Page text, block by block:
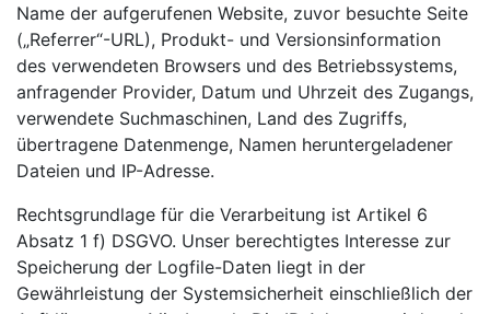
Name der aufgerufenen Website, zuvor besuchte Seite
(„Referrer“-URL), Produkt- und Versionsinformation
des verwendeten Browsers und des Betriebssystems,
anfragender Provider, Datum und Uhrzeit des Zugangs,
verwendete Suchmaschinen, Land des Zugriffs,
übertragene Datenmenge, Namen heruntergeladener
Dateien und IP-Adresse.
Rechtsgrundlage für die Verarbeitung ist Artikel 6
Absatz 1 f) DSGVO. Unser berechtigtes Interesse zur
Speicherung der Logfile-Daten liegt in der
Gewährleistung der Systemsicherheit einschließlich der